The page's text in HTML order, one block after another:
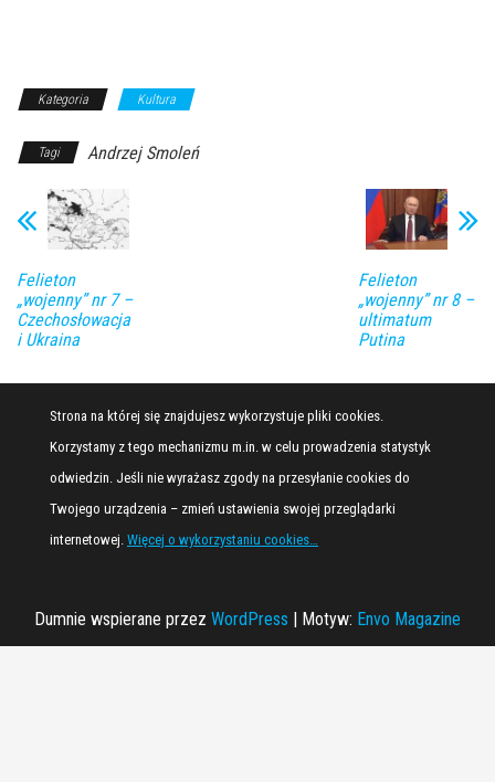
Kategoria Kultura
Tagi Andrzej Smoleń
Felieton
„wojenny” nr 7 –
Czechosłowacja
i Ukraina
Felieton
„wojenny” nr 8 –
ultimatum
Putina
Strona na której się znajdujesz wykorzystuje pliki cookies.
Korzystamy z tego mechanizmu m.in. w celu prowadzenia statystyk
odwiedzin. Jeśli nie wyrażasz zgody na przesyłanie cookies do
Twojego urządzenia – zmień ustawienia swojej przeglądarki
internetowej. Więcej o wykorzystaniu cookies…
Dumnie wspierane przez WordPress | Motyw: Envo Magazine